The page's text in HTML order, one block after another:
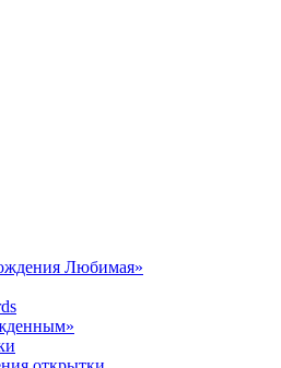
Любимая»‎